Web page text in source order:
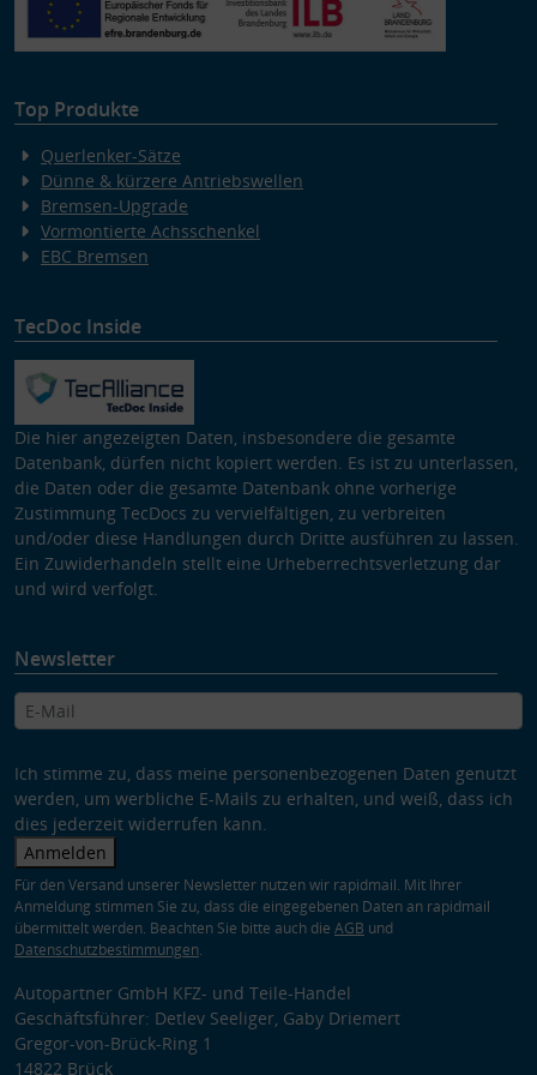
Top Produkte
Querlenker-Sätze
Dünne & kürzere Antriebswellen
Bremsen-Upgrade
Vormontierte Achsschenkel
EBC Bremsen
TecDoc Inside
Die hier angezeigten Daten, insbesondere die gesamte
Datenbank, dürfen nicht kopiert werden. Es ist zu unterlassen,
die Daten oder die gesamte Datenbank ohne vorherige
Zustimmung TecDocs zu vervielfältigen, zu verbreiten
und/oder diese Handlungen durch Dritte ausführen zu lassen.
Ein Zuwiderhandeln stellt eine Urheberrechtsverletzung dar
und wird verfolgt.
Newsletter
Ich stimme zu, dass meine personenbezogenen Daten genutzt
werden, um werbliche E-Mails zu erhalten, und weiß, dass ich
dies jederzeit widerrufen kann.
Anmelden
Für den Versand unserer Newsletter nutzen wir rapidmail. Mit Ihrer
Anmeldung stimmen Sie zu, dass die eingegebenen Daten an rapidmail
übermittelt werden. Beachten Sie bitte auch die AGB und
Datenschutzbestimmungen.
Autopartner GmbH KFZ- und Teile-Handel
Geschäftsführer: Detlev Seeliger, Gaby Driemert
Gregor-von-Brück-Ring 1
14822 Brück